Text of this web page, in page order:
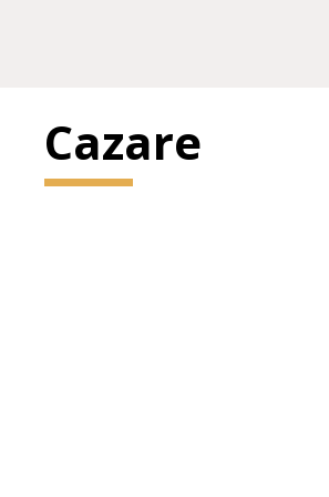
Cazare